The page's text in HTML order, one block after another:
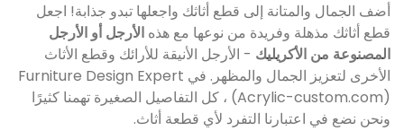
أضف الجمال والمتانة إلى قطع أثاثك واجعلها تبدو جذابة! اجعل
قطع أثاثك مذهلة وفريدة من نوعها مع هذه الأرجل أو الأرجل
المصنوعة من الأكريليك - الأرجل الأنيقة للأرائك وقطع الأثاث
الأخرى لتعزيز الجمال والمظهر. في Furniture Design Expert
(Acrylic-custom.com) ، كل التفاصيل الصغيرة تهمنا كثيرًا
ونحن نضع في اعتبارنا التفرد لأي قطعة أثاث.